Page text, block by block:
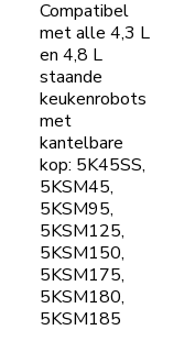
Compatibel
met alle 4,3 L
en 4,8 L
staande
keukenrobots
met
kantelbare
kop: 5K45SS,
5KSM45,
5KSM95,
5KSM125,
5KSM150,
5KSM175,
5KSM180,
5KSM185